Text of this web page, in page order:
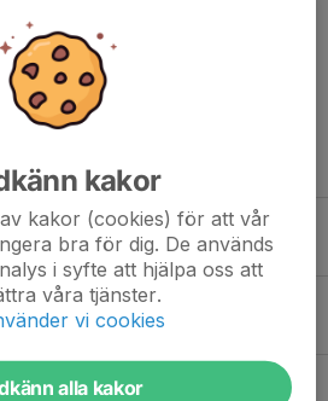
0
i höst?
0
28-30 augusti
kakor
kakor (cookies) för att vår
bra för dig. De används
i syfte att hjälpa oss att
våra tjänster.
vi cookies
alla kakor